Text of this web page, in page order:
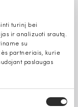
turinį bei
ir analizuoti srautą.
su
partneriais, kurie
paslaugas